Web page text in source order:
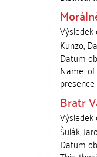
Výsledek
Kunzo,
Datum
Name
Bratr
Výsledek
Šulák,
Datum